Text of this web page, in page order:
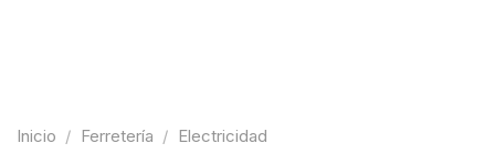
Inicio / Ferretería / Electricidad